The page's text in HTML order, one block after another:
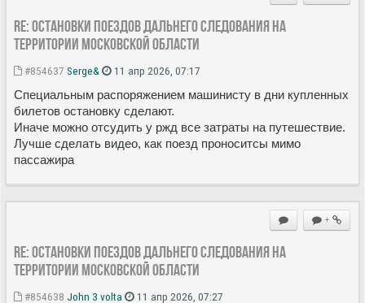
Re: Остановки поездов дальнего следования на
территории Московской области
#854637 Serge& 11 апр 2026, 07:17
Специальным распоряжением машинисту в дни купленных
билетов остановку сделают.
Иначе можно отсудить у ржд все затраты на путешествие.
Лучше сделать видео, как поезд проноситсы мимо
пассажира
+
Re: Остановки поездов дальнего следования на
территории Московской области
#854638 John 3 volta 11 апр 2026, 07:27